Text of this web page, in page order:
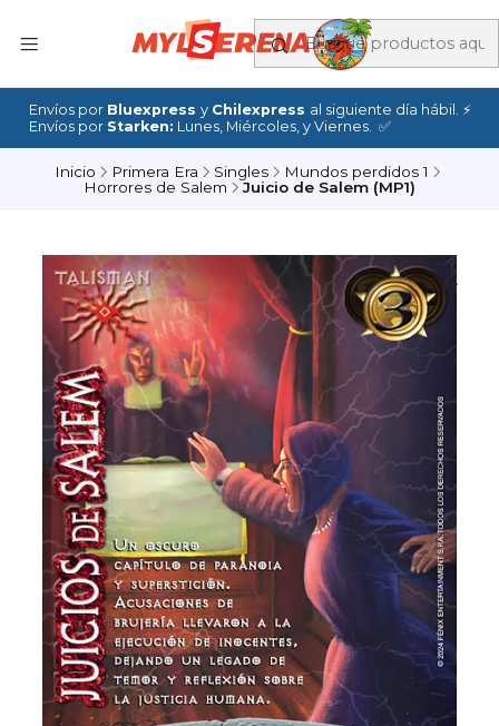
Envíos por Bluexpress y Chilexpress al siguiente día hábil. ⚡
Envíos por Starken: Lunes, Miércoles, y Viernes. ✅
Inicio Primera Era Singles
Mundos perdidos 1
Horrores de Salem
Juicio de Salem (MP1)